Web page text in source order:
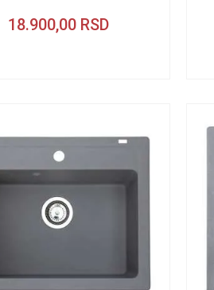
18.900,00 RSD